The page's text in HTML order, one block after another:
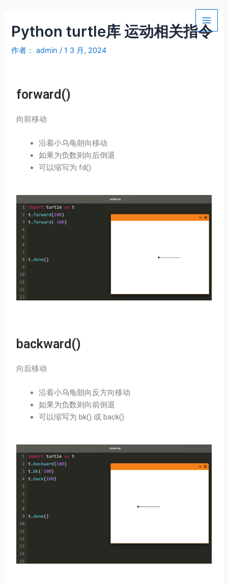
Main
Python turtle库 运动相关指令
作者： admin/1 3 月, 2024
forward()
向前移动
沿着小乌龟朝向移动
如果为负数则向后倒退
可以缩写为 fd()
backward()
向后移动
沿着小乌龟朝向反方向移动
如果为负数则向前倒退
可以缩写为 bk() 或 back()